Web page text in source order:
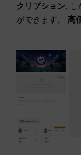
クリプション, し
ができます。高